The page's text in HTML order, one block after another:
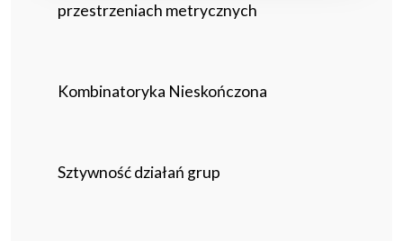
przestrzeniach metrycznych
Kombinatoryka Nieskończona
Sztywność działań grup